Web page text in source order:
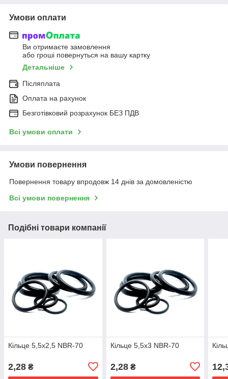
Умови оплати
Ви отримаєте замовлення
або гроші повернуться на вашу картку
Детальніше
Післяплата
Оплата на рахунок
Безготівковий розрахунок БЕЗ ПДВ
Всі умови оплати
Умови повернення
Повернення товару впродовж 14 днів за домовленістю
Всі умови повернення
Подібні товари компанії
Кільце 5,5х2,5 NBR-70
2,28 ₴
Кільце 5,5х3 NBR-70
2,28₴